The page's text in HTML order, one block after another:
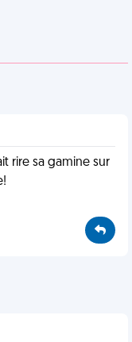
rire sa gamine sur